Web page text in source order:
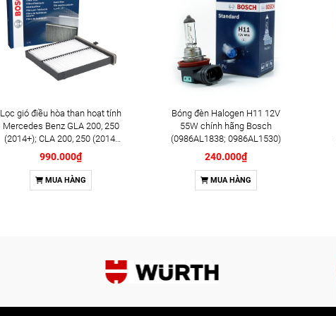
Lọc gió điều hòa than hoạt tính
Mercedes Benz GLA 200, 250
(2014+); CLA 200, 250 (2014-
2019) chính hãng Bosch
(1987435505)
990.000₫
MUA HÀNG
Bóng đèn Halogen H11 12V
55W chính hãng Bosch
(0986AL1838; 0986AL1530)
240.000₫
MUA HÀNG